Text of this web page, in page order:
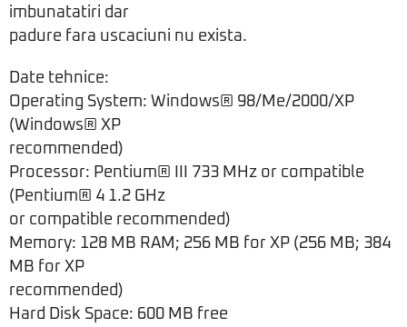
imbunatatiri dar
padure fara uscaciuni nu exista.
Date tehnice:
Operating System: Windows® 98/Me/2000/XP
(Windows® XP
recommended)
Processor: Pentium® III 733 MHz or compatible
(Pentium® 4 1.2 GHz
or compatible recommended)
Memory: 128 MB RAM; 256 MB for XP (256 MB; 384
MB for XP
recommended)
Hard Disk Space: 600 MB free